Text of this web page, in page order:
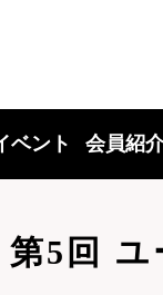
ベント 会員紹
第5回